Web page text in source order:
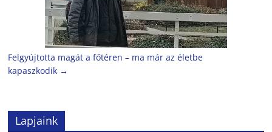
Felgyújtotta magát a főtéren – ma már az életbe
kapaszkodik →
Lapjaink